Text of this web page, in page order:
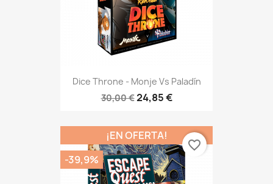
Dice Throne - Monje Vs Paladín
30,00 €24,85 €
¡EN OFERTA!
-39,9%
favorite_border